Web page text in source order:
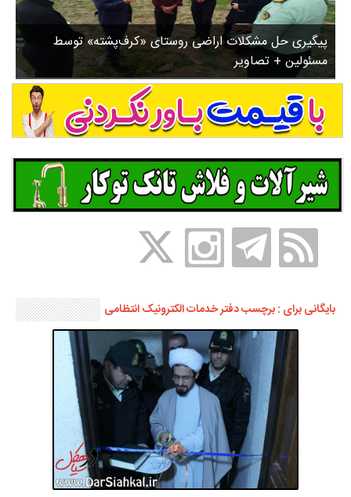
پیگیری حل مشکلات اراضی روستای «کرف‌پشته» توسط
مسئولین + تصاویر
ت
ش
د
.
بایگانی برای : برچسب دفتر خدمات الکترونیک انتظامی